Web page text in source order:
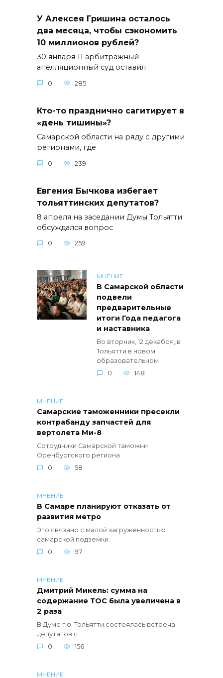
У Алексея Гришина осталось
два месяца, чтобы сэкономить
10 миллионов рублей?
30 января 11 арбитражный
апелляционный суд оставил
0 285
Кто-то празднично сагитирует в
«день тишины»?
Самарской области на ряду с другими
регионами, где
0 239
Евгения Бычкова избегает
тольяттинских депутатов?
8 апреля на заседании Думы Тольятти
обсуждался вопрос
0 259
МНЕНИЕ
В Самарской области
подвели
предварительные
итоги Года педагога
и наставника
Во вторник, 12 декабря, в
Тольятти в новом
образовательном
0
148
МНЕНИЕ
Самарские таможенники пресекли
контрабанду запчастей для
вертолета Ми-8
Сотрудники Самарской таможни
Оренбургского региона
0
58
МНЕНИЕ
В Самаре планируют отказать от
развития метро
Это связано с малой загруженностью
самарской подземки.
0
97
МНЕНИЕ
Дмитрий Микель: сумма на
содержание ТОС была увеличена в
2 раза
В Думе г.о. Тольятти состоялась встреча
депутатов с
0
156
МНЕНИЕ